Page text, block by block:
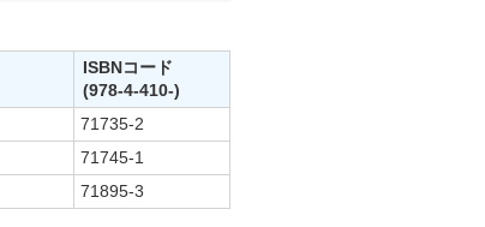
ISBNコード
(978-4-410-)
71735-2
71745-1
71895-3